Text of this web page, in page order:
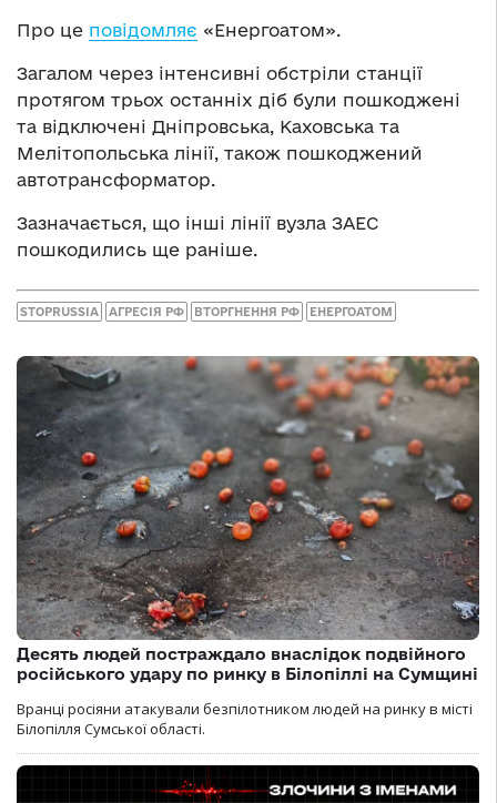
Про це повідомляє «Енергоатом».
Загалом через інтенсивні обстріли станції
протягом трьох останніх діб були пошкоджені
та відключені Дніпровська, Каховська та
Мелітопольська лінії, також пошкоджений
автотрансформатор.
Зазначається, що інші лінії вузла ЗАЕС
пошкодились ще раніше.
STOPRUSSIA АГРЕСІЯ РФ ВТОРГНЕННЯ РФ ЕНЕРГОАТОМ
Десять людей постраждало внаслідок подвійного
російського удару по ринку в Білопіллі на Сумщині
Вранці росіяни атакували безпілотником людей на ринку в місті
Білопілля Сумської області.